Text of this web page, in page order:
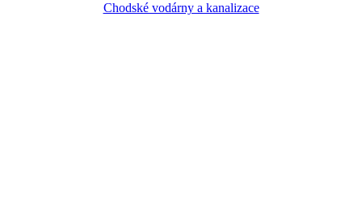
Chodské vodárny a kanalizace